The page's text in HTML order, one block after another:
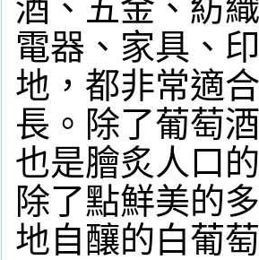
酒、五金、紡
電器、家具、
地，都非常適
長。除了葡萄
也是膾炙人口
除了點鮮美的
地自釀的白葡